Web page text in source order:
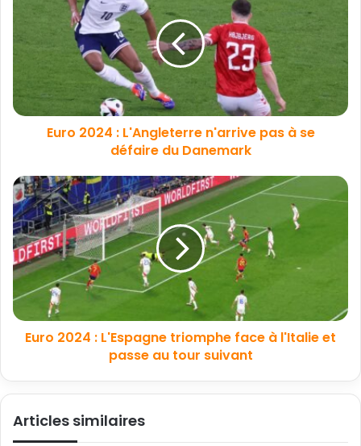
Euro 2024 : L'Angleterre n'arrive pas à se
défaire du Danemark
Euro 2024 : L'Espagne triomphe face à l'Italie et
passe au tour suivant
Articles similaires